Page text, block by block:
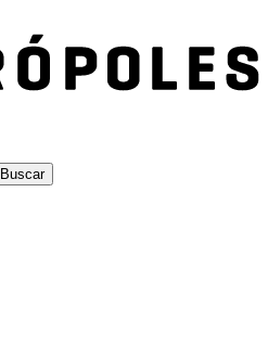
Buscar